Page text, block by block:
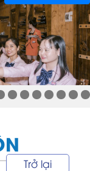
Trở lại